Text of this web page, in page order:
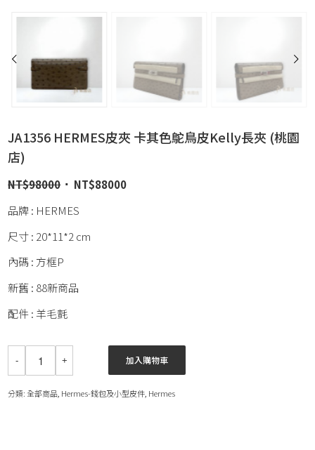
JA1356 HERMES皮夾 卡其色鴕鳥皮Kelly長夾 (桃園
店)
NT$98000 NT$88000
品牌 : HERMES
尺寸 : 20*11*2 cm
內碼 : 方框P
新舊 : 88新商品
配件 : 羊毛氈
加入購物車
分類:全部商品 Hermes-錢包及小型皮件 Hermes